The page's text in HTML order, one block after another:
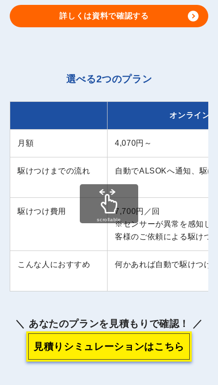
詳しくは資料で確認する
選べる2つのプラン
オンライン
月額 4,070円～
駆けつけまでの流れ 自動でALSOKへ通知、駆け
駆けつけ費用
7,700円／回
※センサーが異常を感知し
客様のご依頼による駆けつ
こんな人におすすめ 何かあれば自動で駆けつけ
scrollable
あなたのプランを見積もりで確認！
見積りシミュレーションはこちら